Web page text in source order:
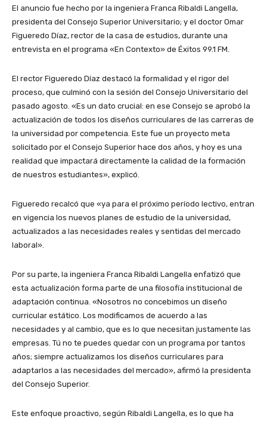
El anuncio fue hecho por la ingeniera Franca Ribaldi Langella,
presidenta del Consejo Superior Universitario; y el doctor Omar
Figueredo Díaz, rector de la casa de estudios, durante una
entrevista en el programa «En Contexto» de Éxitos 99.1 FM.
El rector Figueredo Díaz destacó la formalidad y el rigor del
proceso, que culminó con la sesión del Consejo Universitario del
pasado agosto. «Es un dato crucial: en ese Consejo se aprobó la
actualización de todos los diseños curriculares de las carreras de
la universidad por competencia. Este fue un proyecto meta
solicitado por el Consejo Superior hace dos años, y hoy es una
realidad que impactará directamente la calidad de la formación
de nuestros estudiantes», explicó.
Figueredo recalcó que «ya para el próximo período lectivo, entran
en vigencia los nuevos planes de estudio de la universidad,
actualizados a las necesidades reales y sentidas del mercado
laboral».
Por su parte, la ingeniera Franca Ribaldi Langella enfatizó que
esta actualización forma parte de una filosofía institucional de
adaptación continua. «Nosotros no concebimos un diseño
curricular estático. Los modificamos de acuerdo a las
necesidades y al cambio, que es lo que necesitan justamente las
empresas. Tú no te puedes quedar con un programa por tantos
años; siempre actualizamos los diseños curriculares para
adaptarlos a las necesidades del mercado», afirmó la presidenta
del Consejo Superior.
Este enfoque proactivo, según Ribaldi Langella, es lo que ha